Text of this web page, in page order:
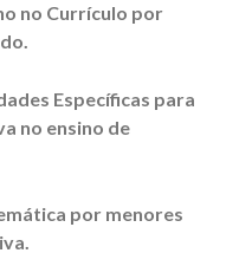
Currículo por
Específicas para
no ensino de
por menores